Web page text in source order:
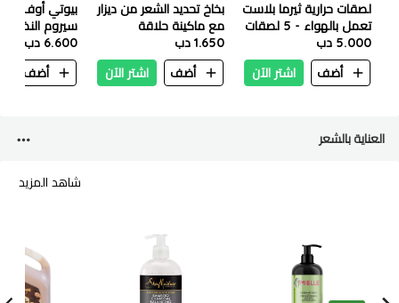
لصقات حرارية ثيرما بلاست
تعمل بالهواء - 5 لصقات
5.000 دب
أضف
اشتر الآن
بخاخ تحديد الشعر من ديزار
مع ماكينة حلاقة
الحواجب وحمض
الهيالورونيك 150 مل
1.650 دب
أضف
اشتر الآن
بيوتي أوف
سيروم النضارة
والنياسيناميد - 30 مل
6.600 دب
أضف
العناية بالشعر
شاهد المزيد